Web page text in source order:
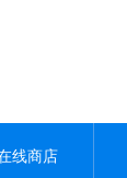
线商店